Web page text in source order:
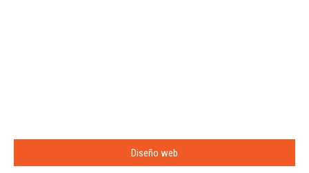
Diseño web